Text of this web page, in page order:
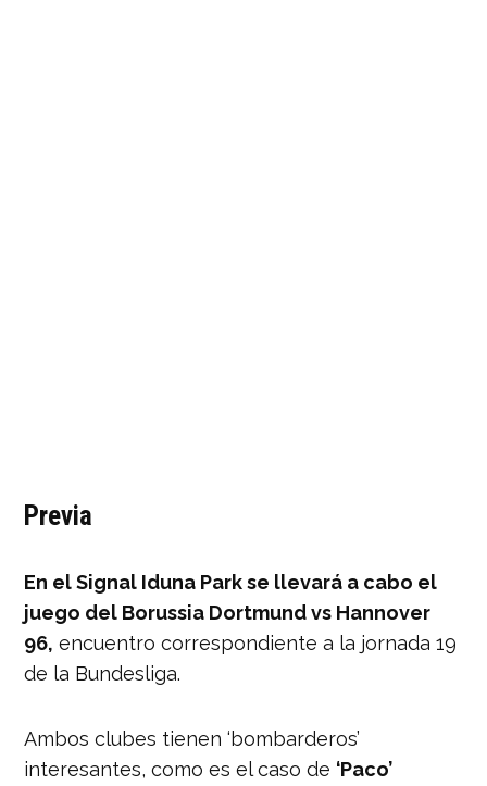
Previa
En el Signal Iduna Park se llevará a cabo el
juego del Borussia Dortmund vs Hannover
96, encuentro correspondiente a la jornada 19
de la Bundesliga.
Ambos clubes tienen ‘bombarderos’
interesantes, como es el caso de ‘Paco’